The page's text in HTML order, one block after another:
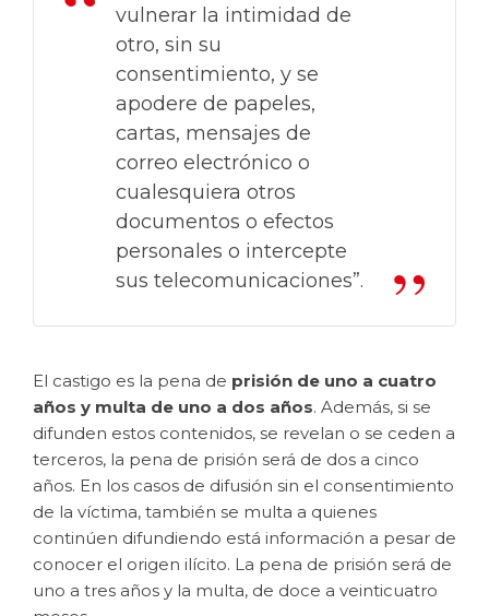
vulnerar la intimidad de
otro, sin su
consentimiento, y se
apodere de papeles,
cartas, mensajes de
correo electrónico o
cualesquiera otros
documentos o efectos
personales o intercepte
sus telecomunicaciones”.
El castigo es la pena de prisión de uno a cuatro
años y multa de uno a dos años. Además, si se
difunden estos contenidos, se revelan o se ceden a
terceros, la pena de prisión será de dos a cinco
años. En los casos de difusión sin el consentimiento
de la víctima, también se multa a quienes
continúen difundiendo está información a pesar de
conocer el origen ilícito. La pena de prisión será de
uno a tres años y la multa, de doce a veinticuatro